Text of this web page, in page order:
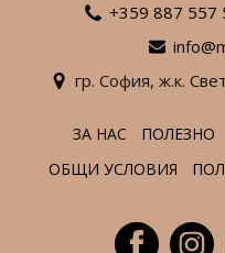
+359 887 557
гр. София, ж.к.
ЗА НАС ПОЛЕЗНО
ОБЩИ УСЛОВИЯ